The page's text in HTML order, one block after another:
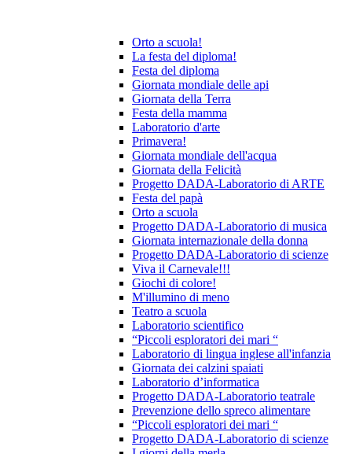
Orto a scuola!
La festa del diploma!
Festa del diploma
Giornata mondiale delle api
Giornata della Terra
Festa della mamma
Laboratorio d'arte
Primavera!
Giornata mondiale dell'acqua
Giornata della Felicità
Progetto DADA-Laboratorio di ARTE
Festa del papà
Orto a scuola
Progetto DADA-Laboratorio di musica
Giornata internazionale della donna
Progetto DADA-Laboratorio di scienze
Viva il Carnevale!!!
Giochi di colore!
M'illumino di meno
Teatro a scuola
Laboratorio scientifico
“Piccoli esploratori dei mari “
Laboratorio di lingua inglese all'infanzia
Giornata dei calzini spaiati
Laboratorio d’informatica
Progetto DADA-Laboratorio teatrale
Prevenzione dello spreco alimentare
“Piccoli esploratori dei mari “
Progetto DADA-Laboratorio di scienze